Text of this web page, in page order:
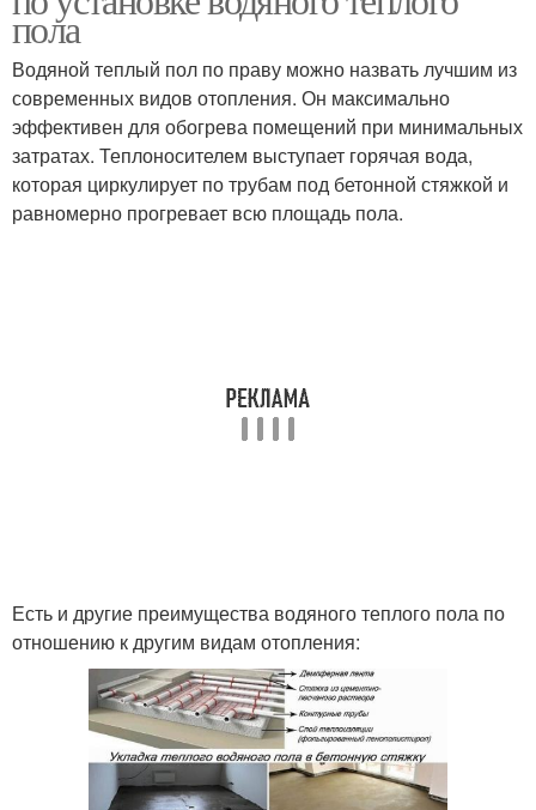
пола
Водяной теплый пол по праву можно назвать лучшим из
современных видов отопления. Он максимально
эффективен для обогрева помещений при минимальных
затратах. Теплоносителем выступает горячая вода,
которая циркулирует по трубам под бетонной стяжкой и
равномерно прогревает всю площадь пола.
Есть и другие преимущества водяного теплого пола по
отношению к другим видам отопления: